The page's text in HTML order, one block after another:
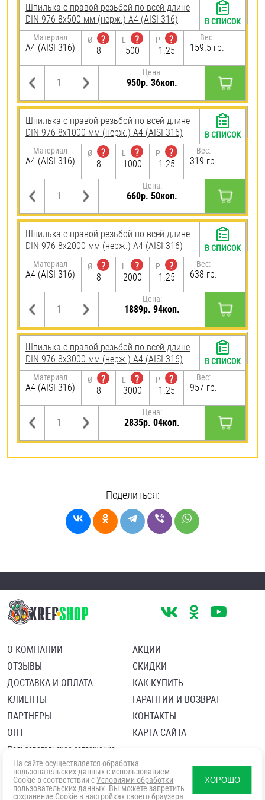
Шпилька с правой резьбой по всей длине
DIN 976 8х500 мм (нерж.) A4 (AISI 316)
Материал
A4 (AISI 316)
Ø
?
8
L
?
500
P
?
1.25
Вес:
159.5 гр.
Цена:
950р. 36коп.
В СПИСОК
Шпилька с правой резьбой по всей длине
DIN 976 8х1000 мм (нерж.) A4 (AISI 316)
Материал
A4 (AISI 316)
Ø
?
8
L
?
1000
P
?
1.25
Вес:
319 гр.
Цена:
660р. 50коп.
В СПИСОК
Шпилька с правой резьбой по всей длине
DIN 976 8х2000 мм (нерж.) A4 (AISI 316)
Материал
A4 (AISI 316)
Ø
?
8
L
?
2000
P
?
1.25
Вес:
638 гр.
Цена:
1889р. 94коп.
В СПИСОК
Шпилька с правой резьбой по всей длине
DIN 976 8х3000 мм (нерж.) A4 (AISI 316)
Материал
A4 (AISI 316)
Ø
?
8
L
?
3000
P
?
1.25
Вес:
957 гр.
Цена:
2835р. 04коп.
В СПИСОК
Поделиться:
О КОМПАНИИ
ОТЗЫВЫ
ДОСТАВКА И ОПЛАТА
КЛИЕНТЫ
ПАРТНЕРЫ
ОПТ
АКЦИИ
СКИДКИ
КАК КУПИТЬ
ГАРАНТИИ И ВОЗВРАТ
КОНТАКТЫ
КАРТА САЙТА
Пользовательское соглашение
Политика в отношении обработки персональных данных
Согласие посетителя сайта на обработку персональных данны
На сайте осуществляется обработка
пользовательских данных с использованием
Cookie в соответствии с Условиями обработки
пользовательских данных. Вы можете запретить
сохранение Cookie в настройках своего браузера.
ХОРОШО